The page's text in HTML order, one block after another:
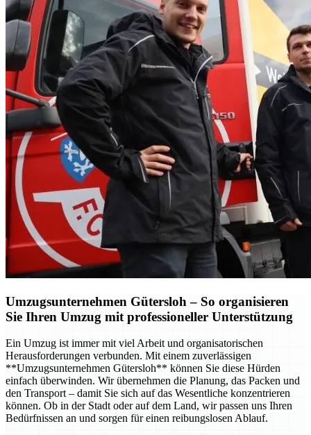
Umzugsunternehmen Gütersloh – So organisieren
Sie Ihren Umzug mit professioneller Unterstützung
Ein Umzug ist immer mit viel Arbeit und organisatorischen
Herausforderungen verbunden. Mit einem zuverlässigen
**Umzugsunternehmen Gütersloh** können Sie diese Hürden
einfach überwinden. Wir übernehmen die Planung, das Packen und
den Transport – damit Sie sich auf das Wesentliche konzentrieren
können. Ob in der Stadt oder auf dem Land, wir passen uns Ihren
Bedürfnissen an und sorgen für einen reibungslosen Ablauf.